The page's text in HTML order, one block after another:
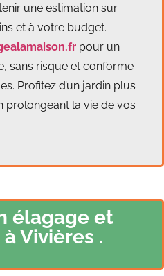
une estimation sur
et à votre budget.
pour un
sans risque et conforme
Profitez d’un jardin plus
prolongeant la vie de vos
élagage et
Vivières .